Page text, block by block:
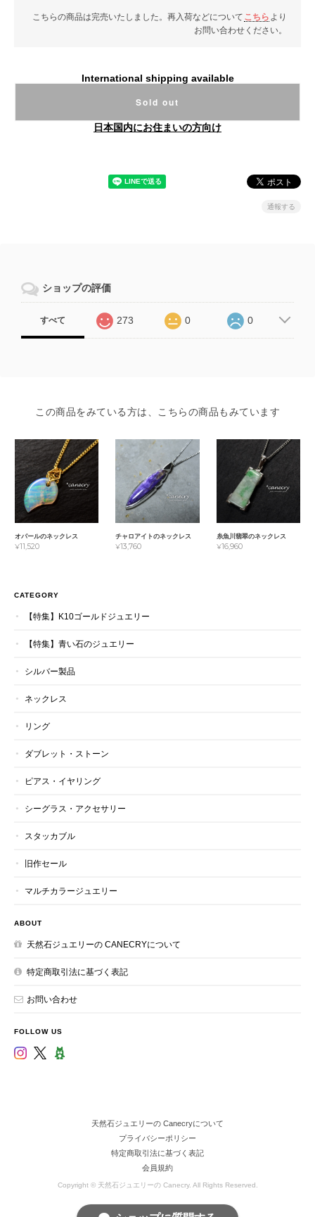
こちらの商品は完売いたしました。再入荷などについて こちら より
お問い合わせください。
International shipping available
Sold out
日本国内にお住まいの方向け
通報する
ショップの評価
すべて 273 0 0
この商品をみている方は、こちらの商品もみています
オパールのネックレス
¥11,520
チャロアイトのネックレス
¥13,760
糸魚川翡翠のネックレス
¥16,960
CATEGORY
【特集】K10ゴールドジュエリー
【特集】青い石のジュエリー
シルバー製品
ネックレス
リング
ダブレット・ストーン
ピアス・イヤリング
シーグラス・アクセサリー
スタッカブル
旧作セール
マルチカラージュエリー
ABOUT
天然石ジュエリーの CANECRYについて
特定商取引法に基づく表記
お問い合わせ
FOLLOW US
天然石ジュエリーの Canecryについて
プライバシーポリシー
特定商取引法に基づく表記
会員規約
Copyright © 天然石ジュエリーの Canecry. All Rights Reserved.